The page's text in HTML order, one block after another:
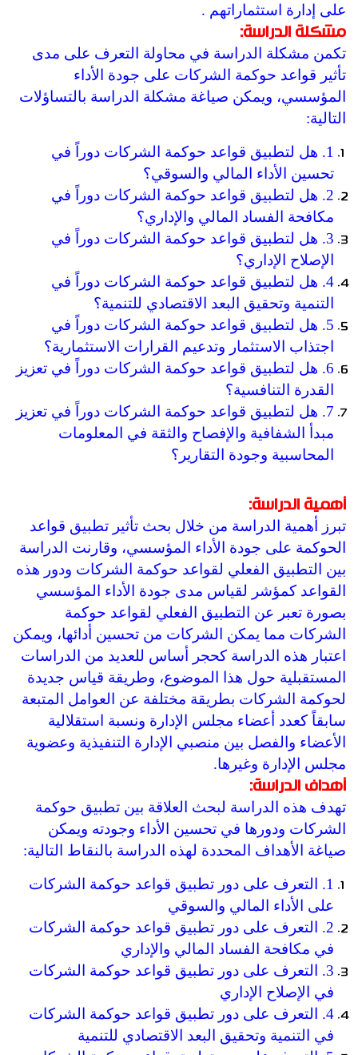
على إدارة استثماراتهم .
مشكلة الدراسة:
تكمن مشكلة الدراسة في محاولة التعرف على مدى
تأثير قواعد حوكمة الشركات على جودة الأداء
المؤسسي، ويمكن صياغة مشكلة الدراسة بالتساؤلات
التالية:
1. هل لتطبيق قواعد حوكمة الشركات دوراً في
تحسين الأداء المالي والسوقي؟
2. هل لتطبيق قواعد حوكمة الشركات دوراً في
مكافحة الفساد المالي والإداري؟
3. هل لتطبيق قواعد حوكمة الشركات دوراً في
الإصلاح الإداري؟
4. هل لتطبيق قواعد حوكمة الشركات دوراً في
التنمية وتحقيق البعد الاقتصادي للتنمية؟
5. هل لتطبيق قواعد حوكمة الشركات دوراً في
اجتذاب الاستثمار وتدعيم القرارات الاستثمارية؟
6. هل لتطبيق قواعد حوكمة الشركات دوراً في تعزيز
القدرة التنافسية؟
7. هل لتطبيق قواعد حوكمة الشركات دوراً في تعزيز
مبدأ الشفافية والإفصاح والثقة في المعلومات
المحاسبية وجودة التقارير؟
أهمية الدراسة:
تبرز أهمية الدراسة من خلال بحث تأثير تطبيق قواعد
الحوكمة على جودة الأداء المؤسسي، وقارنت الدراسة
بين التطبيق الفعلي لقواعد حوكمة الشركات ودور هذه
القواعد كمؤشر لقياس مدى جودة الأداء المؤسسي
بصورة تعبر عن التطبيق الفعلي لقواعد حوكمة
الشركات مما يمكن الشركات من تحسين أدائها، ويمكن
اعتبار هذه الدراسة كحجر أساس للعديد من الدراسات
المستقبلية حول هذا الموضوع، وطريقة قياس جديدة
لحوكمة الشركات بطريقة مختلفة عن العوامل المتبعة
سابقاً كعدد أعضاء مجلس الإدارة ونسبة استقلالية
الأعضاء والفصل بين منصبي الإدارة التنفيذية وعضوية
مجلس الإدارة وغيرها.
أهداف الدراسة:
تهدف هذه الدراسة لبحث العلاقة بين تطبيق حوكمة
الشركات ودورها في تحسين الأداء وجودته ويمكن
صياغة الأهداف المحددة لهذه الدراسة بالنقاط التالية:
1. التعرف على دور تطبيق قواعد حوكمة الشركات
على الأداء المالي والسوقي
2. التعرف على دور تطبيق قواعد حوكمة الشركات
في مكافحة الفساد المالي والإداري
3. التعرف على دور تطبيق قواعد حوكمة الشركات
في الإصلاح الإداري
4. التعرف على دور تطبيق قواعد حوكمة الشركات
في التنمية وتحقيق البعد الاقتصادي للتنمية